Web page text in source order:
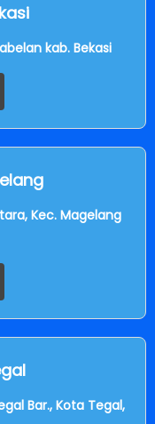
kab. Bekasi
Kec. Magelang
Bar., Kota Tegal,